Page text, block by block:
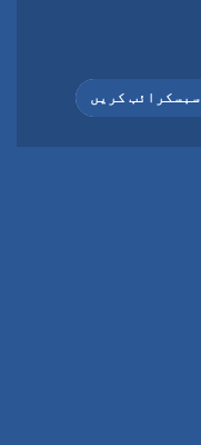
سبسکرائب کریں